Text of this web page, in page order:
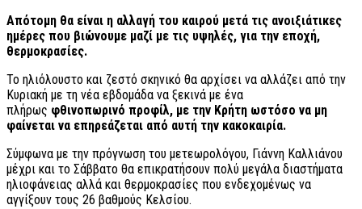
Απότομη θα είναι η αλλαγή του καιρού μετά τις ανοιξιάτικες
ημέρες που βιώνουμε μαζί με τις υψηλές, για την εποχή,
θερμοκρασίες.
Το ηλιόλουστο και ζεστό σκηνικό θα αρχίσει να αλλάζει από την
Κυριακή με τη νέα εβδομάδα να ξεκινά με ένα
πλήρως φθινοπωρινό προφίλ, με την Κρήτη ωστόσο να μη
φαίνεται να επηρεάζεται από αυτή την κακοκαιρία.
Σύμφωνα με την πρόγνωση του μετεωρολόγου, Γιάννη Καλλιάνου
μέχρι και το Σάββατο θα επικρατήσουν πολύ μεγάλα διαστήματα
ηλιοφάνειας αλλά και θερμοκρασίες που ενδεχομένως να
αγγίξουν τους 26 βαθμούς Κελσίου.